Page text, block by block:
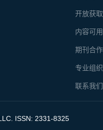
开放获
内容可
期刊合
专业组
联系我们
ISSN: 2331-8325